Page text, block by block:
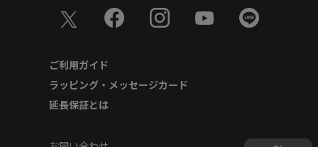
ご利用ガイド
ラッピング・メッセージカード
延長保証とは